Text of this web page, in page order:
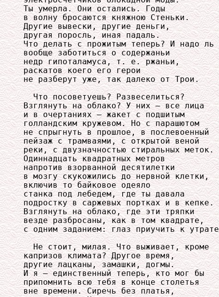
Ты умерла. Они остались. Годы
в волну бросаются княжною Стеньки.
Другие вывески, другие деньги,
другая поросль, иная падаль.
Что делать с прожитым теперь? И надо ль
вообще заботиться о содержаньи
недр гипоталамуса, т. е. ржаньи,
раскатов коего его герои
не разберут уже, так далеко от Трои.
  Что посоветуешь? Развеселиться?
Взглянуть на облако? У них — все лица
и в очертаниях — жакет с подшитым
голландским кружевом. Но с парашютом
не спрыгнуть в прошлое, в послевоенный
пейзаж с трамваями, с открытой веной
реки, с двузначностью стиральных меток.
Одиннадцать квадратных метров
напротив взорванной десятилетки
в мозгу скукожились до нервной клетки,
включив то байковое одеяло
станка под лебедем, где ты давала
подростку в саржевых портках и в кепке.
Взглянуть на облако, где эти тряпки
везде разбросаны, как в том квадрате,
с одним заданием: глаз приучить к
  Не стоит, милая. Что выживает, кроме
капризов климата? Другое время,
другие лацканы, замашки, догмы.
И я — единственный теперь, кто мог бы
припомнить всю тебя в конце столетья
вне времени. Сиречь без платья,